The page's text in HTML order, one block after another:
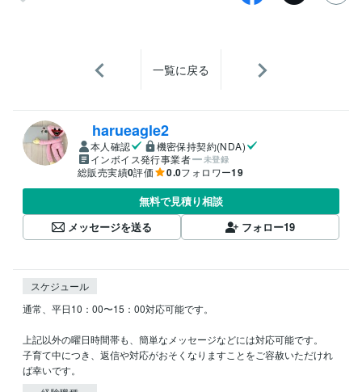
一覧に戻る
harueagle2
本人確認
機密保持契約(NDA)
インボイス発行事業者
未登録
総販売実績0評価 0.0フォロワー19
無料で見積り相談
メッセージを送る
フォロー19
スケジュール
通常、平日10：00〜15：00対応可能です。
上記以外の曜日時間帯も、簡単なメッセージなどには対応可能です。
子育て中につき、返信や対応がおそくなりますことをご容赦いただけれ
ば幸いです。